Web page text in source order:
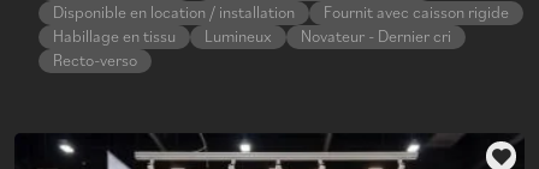
Disponible en location / installation
Fournit avec caisson rigide
Habillage en tissu
Lumineux
Novateur - Dernier cri
Recto-verso